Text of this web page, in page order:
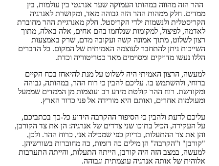
ההר הזה מהווה במהותו העמוקה שער אנרגטי בין עולמות, בין
ממדים. חלק ממהות ההר הזה גבוהה מאד, ומקושרת לאנרגיה
הקריסטלית ולנשמות ילדי הקריסטל. חלק מאנרגיית ההר מחוברת
לאדמה, לפיצול, למקומות שנלחמו בהם אחים, אלה באלה, מתוך
רצון לשלוט, מתוך אמונה קשה ועקובה מדם, שרק באמצעות
השייכות ניתן להתחבר לעוצמה האמיתית של המקום. כל הדברים
הללו נעשו מדויקים ומסוימים מאד כטריטוריה וכדת.
למעשה, הרצון האמיתי היה לשלוט על מנת להיאחז בכח הקיים
ברוחי, ולהשתמש בו. עליכם להבין כי רוח ההר, במהותה, גבוהה
ומקודשת. רוח ההר קולטת מידע רב ועוצמות מן הממדים שממעל
ומעולמות אחרים, ואותם היא מורידה אל פני כדור הארץ.
עליכם לדעת ולהבין כי הסיפור ההקרבה הידוע כל-כך בכתביכם,
על העקידה, הכיל בתוכו שני צדדים של אנרגיה: הן את צד הקורבן,
והן את צד ההתעלות, בדיוק כפי שמכילה אני, כרוח ההר. ולכן,
"קורבן" ו"הקרבה" הן מילים כה דומות, כה מחוברות בשורשיהן.
למעשה, במצב הזה היה קורבן, הייתה התעלות, והייתה התערבות
אלוהית של אותה אנרגיה עוצמתית וגבוהה.